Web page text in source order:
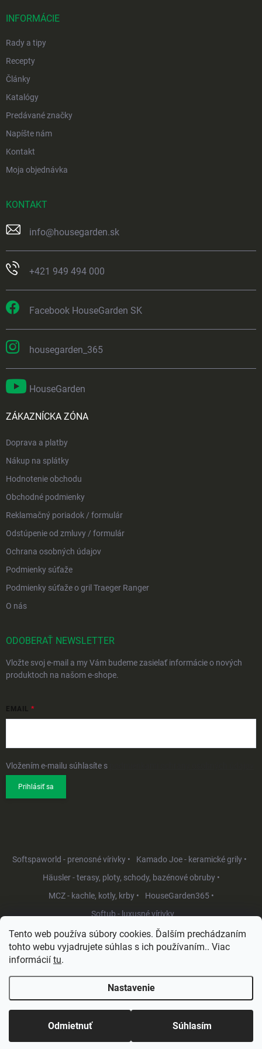
Tento web používa súbory cookies. Ďalším prechádzaním
tohto webu vyjadrujete súhlas s ich používaním.. Viac
informácií tu.
Nastavenie
Odmietnuť Súhlasím
INFORMÁCIE
Rady a tipy
Recepty
Články
Katalógy
Predávané značky
Napíšte nám
Kontakt
Moja objednávka
KONTAKT
info@housegarden.sk
+421 949 494 000
Facebook HouseGarden SK
housegarden_365
HouseGarden
ZÁKAZNÍCKA ZÓNA
Doprava a platby
Nákup na splátky
Hodnotenie obchodu
Obchodné podmienky
Reklamačný poriadok / formulár
Odstúpenie od zmluvy / formulár
Ochrana osobných údajov
Podmienky súťaže
Podmienky súťaže o gril Traeger Ranger
O nás
ODOBERAŤ NEWSLETTER
Vložte svoj e-mail a my Vám budeme zasielať informácie o nových
produktoch na našom e-shope.
EMAIL
Vložením e-mailu súhlasíte s
Prihlásiť sa
Softspaworld - prenosné vírivky •
Kamado Joe - keramické grily •
Häusler - terasy, ploty, schody, bazénové obruby •
MCZ - kachle, kotly, krby •
HouseGarden365 •
Softub - luxusné vírivky
Vytvoril Shoptet
Copyright 2026HouseGarden.sk. Všetky práva vyhradené.Upraviť